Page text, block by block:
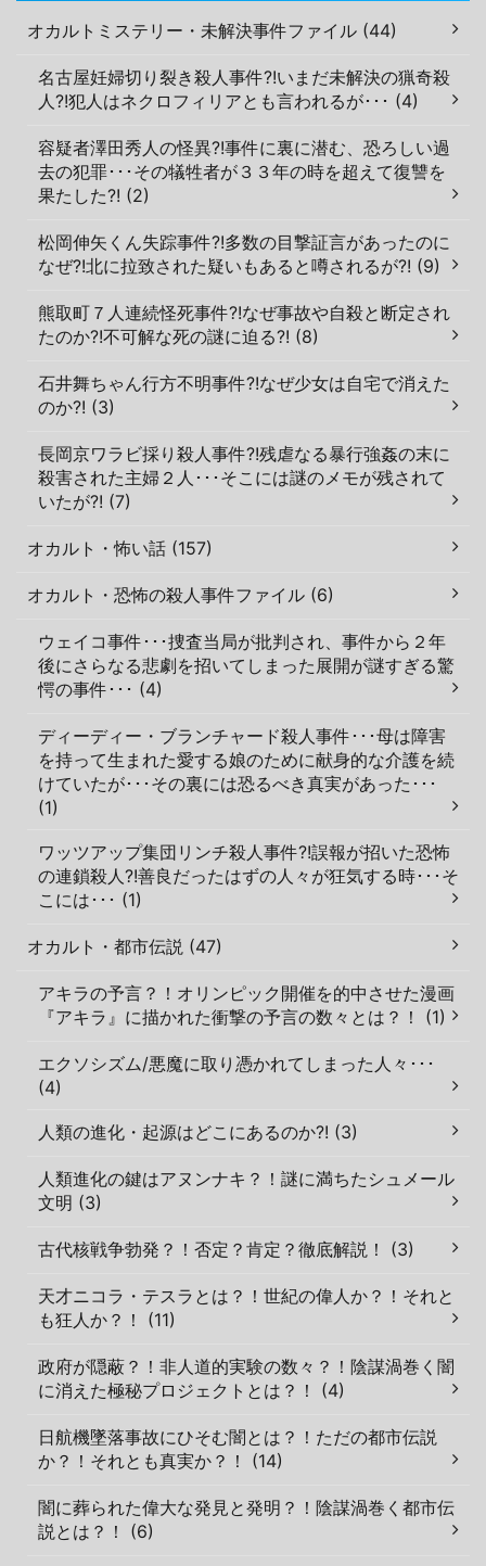
オカルトミステリー・未解決事件ファイル (44)
名古屋妊婦切り裂き殺人事件?!いまだ未解決の猟奇殺
人?!犯人はネクロフィリアとも言われるが･･･ (4)
容疑者澤田秀人の怪異?!事件に裏に潜む、恐ろしい過
去の犯罪･･･その犠牲者が３３年の時を超えて復讐を
果たした?! (2)
松岡伸矢くん失踪事件?!多数の目撃証言があったのに
なぜ?!北に拉致された疑いもあると噂されるが?! (9)
熊取町７人連続怪死事件?!なぜ事故や自殺と断定され
たのか?!不可解な死の謎に迫る?! (8)
石井舞ちゃん行方不明事件?!なぜ少女は自宅で消えた
のか?! (3)
長岡京ワラビ採り殺人事件?!残虐なる暴行強姦の末に
殺害された主婦２人･･･そこには謎のメモが残されて
いたが?! (7)
オカルト・怖い話 (157)
オカルト・恐怖の殺人事件ファイル (6)
ウェイコ事件･･･捜査当局が批判され、事件から２年
後にさらなる悲劇を招いてしまった展開が謎すぎる驚
愕の事件･･･ (4)
ディーディー・ブランチャード殺人事件･･･母は障害
を持って生まれた愛する娘のために献身的な介護を続
けていたが･･･その裏には恐るべき真実があった･･･
(1)
ワッツアップ集団リンチ殺人事件?!誤報が招いた恐怖
の連鎖殺人?!善良だったはずの人々が狂気する時･･･そ
こには･･･ (1)
オカルト・都市伝説 (47)
アキラの予言？！オリンピック開催を的中させた漫画
『アキラ』に描かれた衝撃の予言の数々とは？！ (1)
エクソシズム/悪魔に取り憑かれてしまった人々･･･
(4)
人類の進化・起源はどこにあるのか?! (3)
人類進化の鍵はアヌンナキ？！謎に満ちたシュメール
文明 (3)
古代核戦争勃発？！否定？肯定？徹底解説！ (3)
天才ニコラ・テスラとは？！世紀の偉人か？！それと
も狂人か？！ (11)
政府が隠蔽？！非人道的実験の数々？！陰謀渦巻く闇
に消えた極秘プロジェクトとは？！ (4)
日航機墜落事故にひそむ闇とは？！ただの都市伝説
か？！それとも真実か？！ (14)
闇に葬られた偉大な発見と発明？！陰謀渦巻く都市伝
説とは？！ (6)